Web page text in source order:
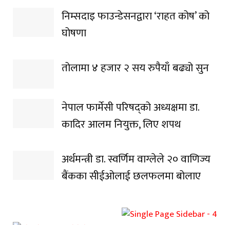
निम्सदाइ फाउन्डेसनद्वारा ‘राहत कोष’ को
घोषणा
तोलामा ४ हजार २ सय रुपैयाँ बढ्यो सुन
नेपाल फार्मेसी परिषद्को अध्यक्षमा डा.
कादिर आलम नियुक्त, लिए शपथ
अर्थमन्त्री डा. स्वर्णिम वाग्लेले २० वाणिज्य
बैंकका सीईओलाई छलफलमा बोलाए